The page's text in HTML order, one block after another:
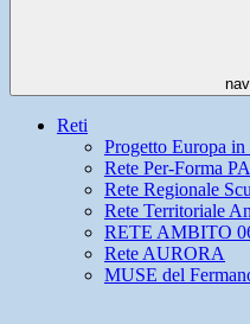
Reti
Progetto Europa in
Rete Per-Forma PA
Rete Regionale
Rete Territoriale
RETE AMBITO
Rete AURORA
MUSE del